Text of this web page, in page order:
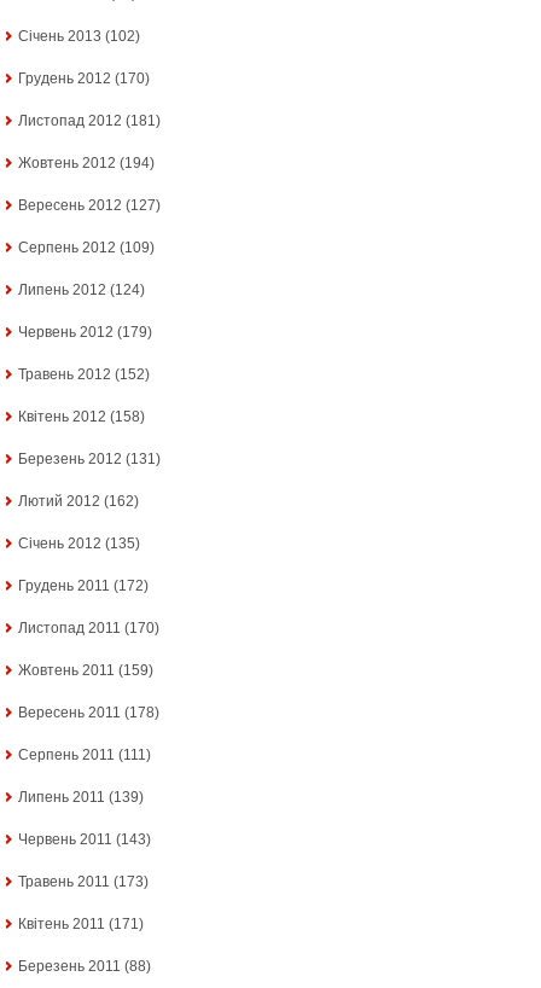
Січень 2013 (102)
Грудень 2012 (170)
Листопад 2012 (181)
Жовтень 2012 (194)
Вересень 2012 (127)
Серпень 2012 (109)
Липень 2012 (124)
Червень 2012 (179)
Травень 2012 (152)
Квітень 2012 (158)
Березень 2012 (131)
Лютий 2012 (162)
Січень 2012 (135)
Грудень 2011 (172)
Листопад 2011 (170)
Жовтень 2011 (159)
Вересень 2011 (178)
Серпень 2011 (111)
Липень 2011 (139)
Червень 2011 (143)
Травень 2011 (173)
Квітень 2011 (171)
Березень 2011 (88)